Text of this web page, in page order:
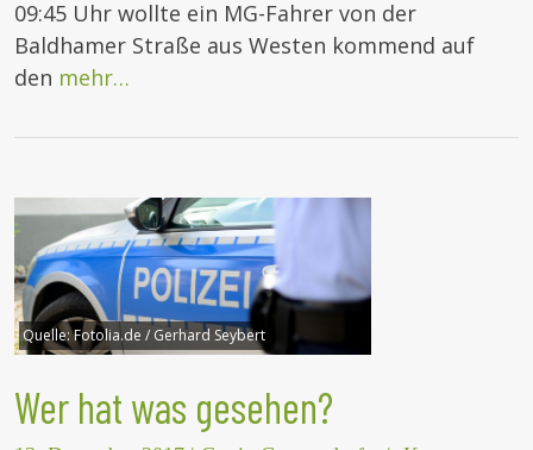
09:45 Uhr wollte ein MG-Fahrer von der
Baldhamer Straße aus Westen kommend auf
den mehr…
Quelle:Fotolia.de / Gerhard Seybert
Wer hat was gesehen?